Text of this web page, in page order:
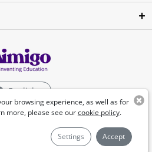
browsing experience, as well as for
more, please see ourcookie policy.
Settings Accept
English
2026